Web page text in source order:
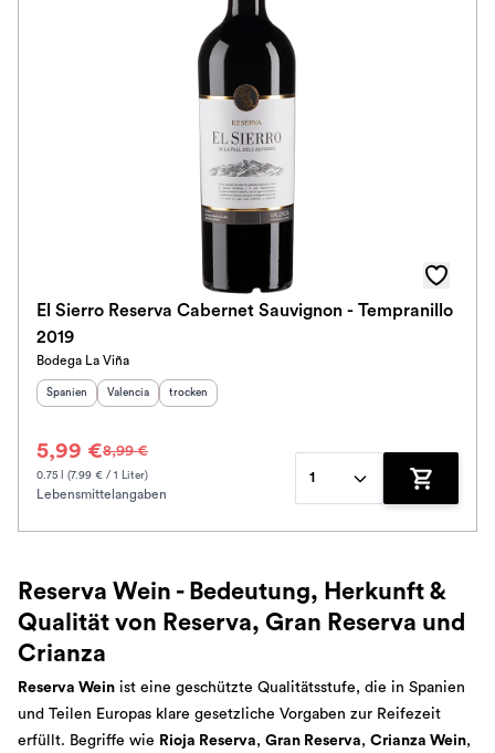
El Sierro Reserva Cabernet Sauvignon - Tempranillo
2019
Bodega La Viña
Herkunftsland:
Spanien Herkunftsregion:
Valencia Geschmack
trocken
5,99 €8,99 €
0.75 l (7.99 € / 1 Liter)
Lebensmittelangaben
1
Zum
Reserva Wein - Bedeutung, Herkunft &
Qualität von Reserva, Gran Reserva und
Crianza
Reserva Wein ist eine geschützte Qualitätsstufe, die in Spanien
und Teilen Europas klare gesetzliche Vorgaben zur Reifezeit
erfüllt. Begriffe wie Rioja Reserva, Gran Reserva, Crianza Wein,